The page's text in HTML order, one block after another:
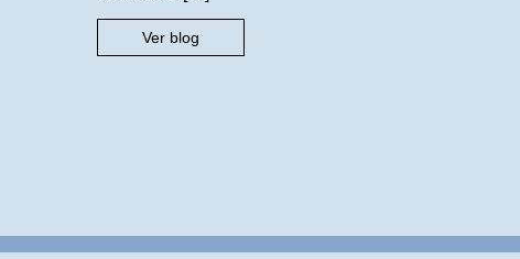
Ver blog